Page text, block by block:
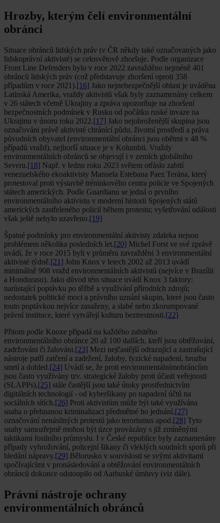
Hrozby, kterým čelí environmentální
obránci
Situace obránců lidských práv (v ČR někdy také označovaných jako
lidskoprávní aktivisté) se celosvětově zhoršuje. Podle organizace
Front Line Defenders bylo v roce 2022 zavražděno nejméně 401
obránců lidských práv (což představuje zhoršení oproti 358
případům v roce 2021).[16] Jako nejnebezpečnější oblast je uváděna
Latinská Amerika, vraždy aktivistů však byly zaznamenány celkem
v 26 státech včetně Ukrajiny a zpráva upozorňuje na zhoršení
bezpečnostních podmínek v Rusku od počátku ruské invaze na
Ukrajinu v únoru roku 2022.[17] Jako nejohroženější skupina jsou
označováni právě aktivisté chránící půdu, životní prostředí a práva
původních obyvatel (environmentální obránci jsou obětmi v 48 %
případů vražd), nejhorší situace je v Kolumbii. Vraždy
environmentálních obránců se objevují i v zemích globálního
Severu.[18] Např. v lednu roku 2023 světem otřáslo zabití
venezuelského ekoaktivisty Manuela Estebana Paez Terána, který
protestoval proti výstavbě tréninkového centra policie ve Spojených
státech amerických. Podle Guardianu se jedná o prvního
environmentálního aktivistu v moderní historii Spojených států
amerických zastřeleného policií během protestu; vyšetřování události
však ještě nebylo uzavřeno.[19]
Špatné podmínky pro environmentální aktivisty zdaleka nejsou
problémem několika posledních let.[20] Michel Forst ve své zprávě
uvádí, že v roce 2015 byli v průměru zavražděni 3 environmentální
aktivisté týdně.[21] John Knox v letech 2002 až 2013 uvádí
minimálně 908 vražd environmentálních aktivistů (nejvíce v Brazílii
a Hondurasu). Jako důvod této situace uvádí Knox 3 faktory:
narůstající poptávku po těžbě a využívání přírodních zdrojů;
nedostatek politické moci a právního uznání skupin, které jsou často
touto poptávkou nejvíce zasaženy, a slabé nebo zkorumpované
právní instituce, které vytvářejí kulturu beztrestnosti.[22]
Přitom podle Knoxe připadá na každého zabitého
environmentálního obránce 20 až 100 dalších, kteří jsou obtěžování,
zadržováni či žalováni.[23] Mezi nejčastější odrazující a zastrašující
nástroje patří zatčení a zadržení, žaloby, fyzické napadení, hrozba
smrtí a dohled.[24] Uvádí se, že proti environmentálnímobráncům
jsou často využívány tzv. strategické žaloby proti účasti veřejnosti
(SLAPPs),[25] stále častější jsou také útoky prostřednictvím
digitálních technologií - od kyberšikany po napadení účtů na
sociálních sítích.[26] Proti aktivistům může být také využívána
snaha o přehnanou kriminalizaci předmětné ho jednání,[27]
označování nenásilných protestů jako terorismus apod.[28] Tyto
snahy samozřejmě mohou být úzce provázány s již zmíněnými
taktikami fosilního průmyslu. I v České republice byly zaznamenány
případy vyhrožování, policejní šikany či vleklých soudních sporů při
hledání nápravy.[29] Bělorusko v souvislosti se svými aktivitami
spočívajícími v pronásledování a obtěžování environmentálních
obránců dokonce odstoupilo od Aarhuské úmluvy (viz dále).
Právní nástroje ochrany
environmentálních obránců